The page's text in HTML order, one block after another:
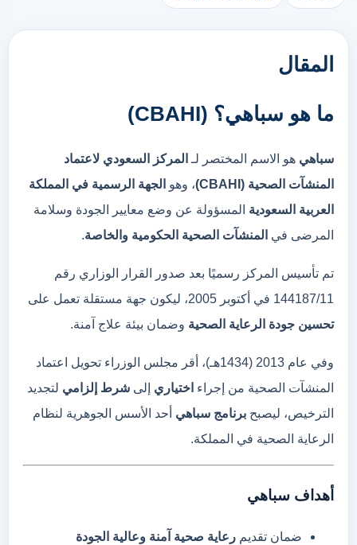
المقال
ما هو سباهي؟ (CBAHI)
سباهي هو الاسم المختصر لـ المركز السعودي لاعتماد
المنشآت الصحية ( CBAHI) ، وهو الجهة الرسمية في المملكة
العربية السعودية المسؤولة عن وضع معايير الجودة وسلامة
المرضى في المنشآت الصحية الحكومية والخاصة.
تم تأسيس المركز رسميًا بعد صدور القرار الوزاري رقم
144187/11 في أكتوبر 2005، ليكون جهة مستقلة تعمل على
تحسين جودة الرعاية الصحية وضمان بيئة علاج آمنة.
وفي عام 2013 ( 1434هـ)، أقر مجلس الوزراء تحويل
اعتماد
المنشآت الصحية من إجراء اختياري إلى شرط إلزامي لتجديد
الترخيص، ليصبح برنامج سباهي أحد الأسس الجوهرية لنظام
الرعاية الصحية في المملكة.
أهداف سباهي
ضمان تقديم رعاية صحية آمنة وعالية الجودة